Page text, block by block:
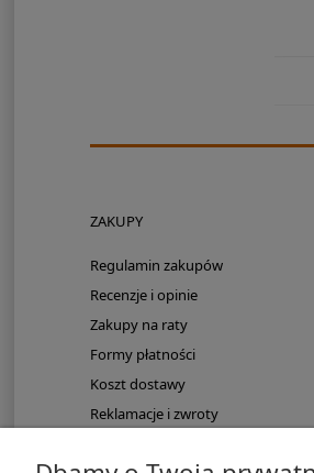
ZAKUPY
Regulamin zakupów
Recenzje i opinie
Zakupy na raty
Formy płatności
Koszt dostawy
Reklamacje i zwroty